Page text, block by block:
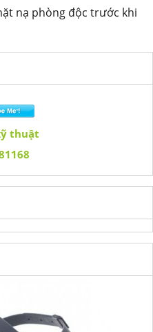
nạ phòng độc trước khi
thuật